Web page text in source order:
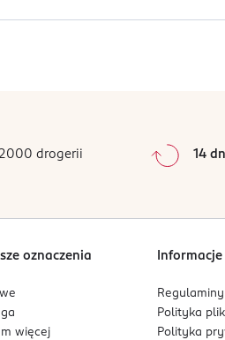
0%
Sortowanie wgdata: od
drogerii 14
oznaczenia
więcej
Regulaminy
Polityka
Polityka